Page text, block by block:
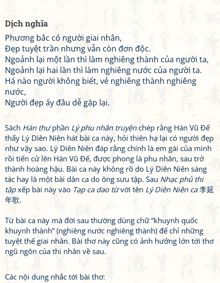
Dịch nghĩa
Phương bắc có người giai nhân,
Đẹp tuyệt trần nhưng vẫn còn đơn độc.
Ngoảnh lại một lần thì làm nghiêng thành của người ta,
Ngoảnh lại hai lần thì làm nghiêng nước của người ta.
Há nào người không biết, vẻ nghiêng thành nghiêng
nước,
Người đẹp ấy đâu dễ gặp lại.
Sách Hán thưphần Lý phu nhân truyệnchép rằng Hán Vũ Đế
thấy Lý Diên Niên hát bài ca này, hỏi thiên hạ lại có người đẹp
như vậy sao. Lý Diên Niên đáp rằng chính là em gái của mình
rồi tiến cử lên Hán Vũ Đế, được phong là phu nhân, sau trở
thành hoàng hậu. Bài ca này không rõ do Lý Diên Niên sáng
tác hay là một bài dân ca do ông sưu tập. Sau Nhạc phủ thi
tậpxếp bài này vào Tạp ca dao từvới tên Lý Diên Niên ca李延
年歌.
Từ bài ca này mà đời sau thường dùng chữ “khuynh quốc
khuynh thành” (nghiêng nước nghiêng thành) để chỉ những
tuyệt thế giai nhân. Bài thơ này cũng có ảnh hưởng lớn tới thơ
ngũ ngôn của thi nhân về sau.
Các nội dung nhắc tới bài thơ: